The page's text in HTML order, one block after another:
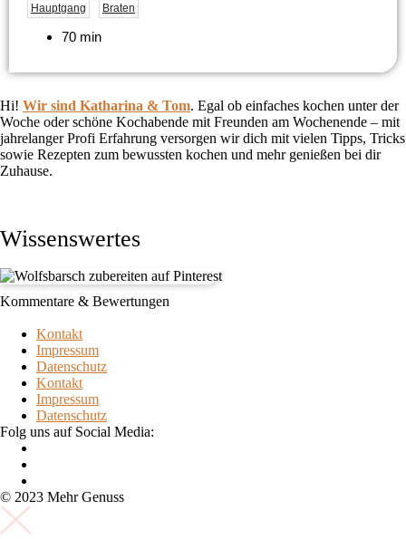
Hauptgang Braten
70 min
Hi! Wir sind Katharina & Tom. Egal ob einfaches kochen unter der
Woche oder schöne Kochabende mit Freunden am Wochenende – mit
jahrelanger Profi Erfahrung versorgen wir dich mit vielen Tipps, Tricks
sowie Rezepten zum bewussten kochen und mehr genießen bei dir
Zuhause.
Wissenswertes
Kommentare & Bewertungen
Kontakt
Impressum
Datenschutz
Kontakt
Impressum
Datenschutz
Folg uns auf Social Media:
© 2023 Mehr Genuss